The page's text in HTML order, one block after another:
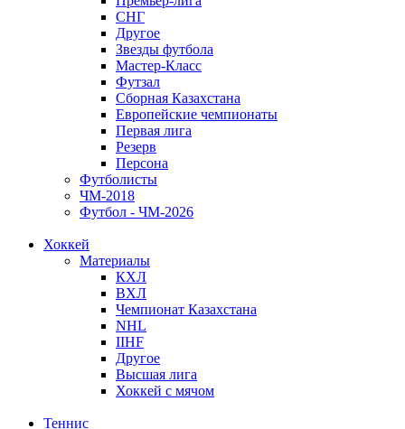
СНГ
Другое
Звезды футбола
Мастер-Класс
Футзал
Сборная Казахстана
Европейские чемпионаты
Первая лига
Резерв
Персона
Футболисты
ЧМ-2018
Футбол - ЧМ-2026
Хоккей
Материалы
КХЛ
ВХЛ
Чемпионат Казахстана
NHL
IIHF
Другое
Высшая лига
Хоккей с мячом
Теннис